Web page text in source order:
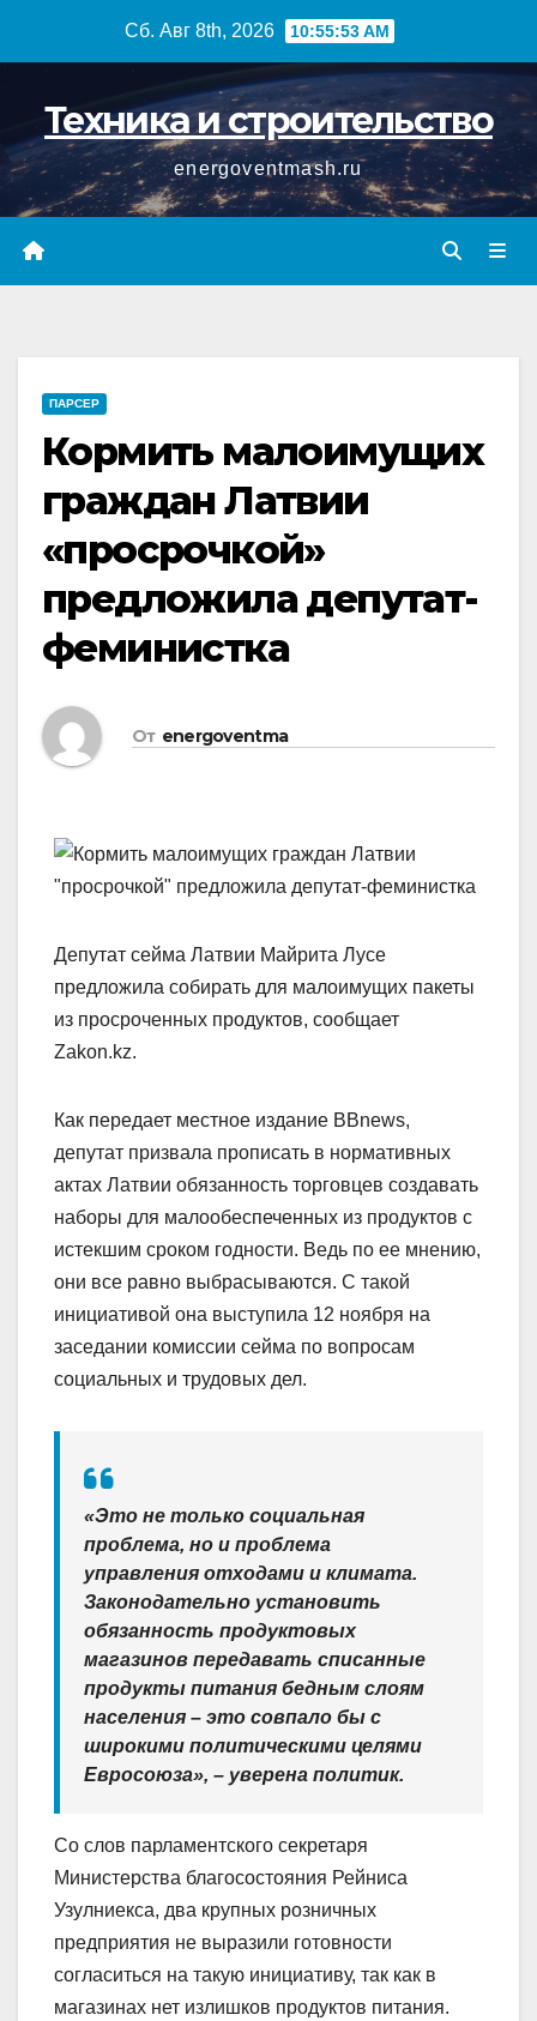
Сб. Авг 8th, 2026 10:55:54 AM
Техника и строительство
energoventmash.ru
ПАРСЕР
Кормить малоимущих
граждан Латвии
«просрочкой»
предложила депутат-
феминистка
От energoventma
Депутат сейма Латвии Майрита Лусе
предложила собирать для малоимущих пакеты
из просроченных продуктов, сообщает
Zakon.kz.
Как передает местное издание BBnews,
депутат призвала прописать в нормативных
актах Латвии обязанность торговцев создавать
наборы для малообеспеченных из продуктов с
истекшим сроком годности. Ведь по ее мнению,
они все равно выбрасываются. С такой
инициативой она выступила 12 ноября на
заседании комиссии сейма по вопросам
социальных и трудовых дел.
«Это не только социальная
проблема, но и проблема
управления отходами и климата.
Законодательно установить
обязанность продуктовых
магазинов передавать списанные
продукты питания бедным слоям
населения – это совпало бы с
широкими политическими целями
Евросоюза», – уверена политик.
Со слов парламентского секретаря
Министерства благосостояния Рейниса
Узулниекса, два крупных розничных
предприятия не выразили готовности
согласиться на такую инициативу, так как в
магазинах нет излишков продуктов питания.